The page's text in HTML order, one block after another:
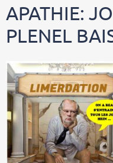
APATHIE:
PLENEL